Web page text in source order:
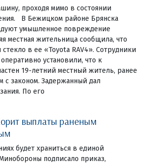
проходя мимо в состоянии
В Бежицком районе Брянска
умышленное повреждение
местная жительница сообщила, что
в ее «Toyota RAV4». Сотрудники
установили, что к
19-летний местный житель, ранее
законом. Задержанный дал
По его
выплаты раненым
будет храниться в единой
подписало приказ,